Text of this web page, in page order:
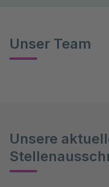
Unser Team
Unsere